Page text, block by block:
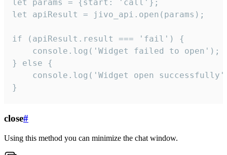
let params = {start: 'call'};
let apiResult = jivo_api.open(params);
if (apiResult.result === 'fail') {
    console.log('Widget failed to open');
} else {
console.log('Widget open
}
close#
Using this method you can minimize the chat window.